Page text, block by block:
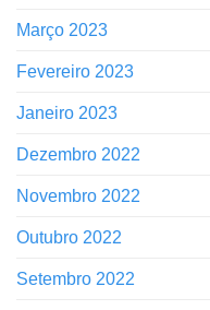
Março 2023
Fevereiro 2023
Janeiro 2023
Dezembro 2022
Novembro 2022
Outubro 2022
Setembro 2022